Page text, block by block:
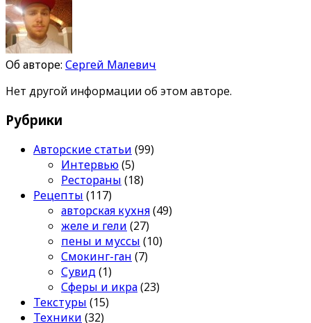
Об авторе: Сергей Малевич
Нет другой информации об этом авторе.
Рубрики
Авторские статьи (99)
Интервью(5)
Рестораны (18)
Рецепты (117)
авторская кухня(49)
желе и гели (27)
пены и муссы (10)
Смокинг-ган (7)
Сувид(1)
Сферы и икра(23)
Текстуры (15)
Техники (32)